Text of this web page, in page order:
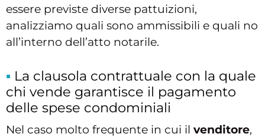
essere previste diverse pattuizioni,
analizziamo quali sono ammissibili e quali no
all’interno dell’atto notarile.
La clausola contrattuale con la quale
chi vende garantisce il pagamento
delle spese condominiali
Nel caso molto frequente in cui il venditore,